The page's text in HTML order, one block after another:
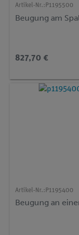
Artikel-Nr.: P1195500
Beugung am
827,70 €
Artikel-Nr.: P1195400
Beugung an